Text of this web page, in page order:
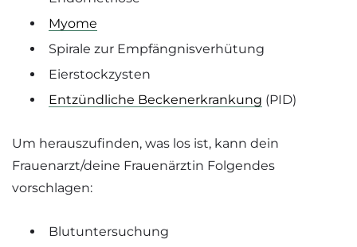
Myome
Spirale zur Empfängnisverhütung
Eierstockzysten
Entzündliche Beckenerkrankung (PID)
Um herauszufinden, was los ist, kann dein
Frauenarzt/deine Frauenärztin Folgendes
vorschlagen:
Blutuntersuchung